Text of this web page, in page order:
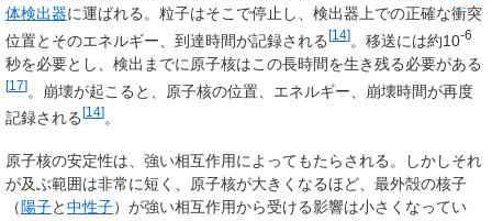
体検出器に運ばれる。粒子はそこで停止し、検出器上での正確な衝突
位置とそのエネルギー、到達時間が記録される[14]。移送には約10-6
秒を必要とし、検出までに原子核はこの長時間を生き残る必要がある
[17]。崩壊が起こると、原子核の位置、エネルギー、崩壊時間が再度
記録される [14] 。
原子核の安定性は、強い相互作用によってもたらされる。しかしそれ
が及ぶ範囲は非常に短く、原子核が大きくなるほど、最外殻の核子
（陽子と中性子）が強い相互作用から受ける影響は小さくなってい